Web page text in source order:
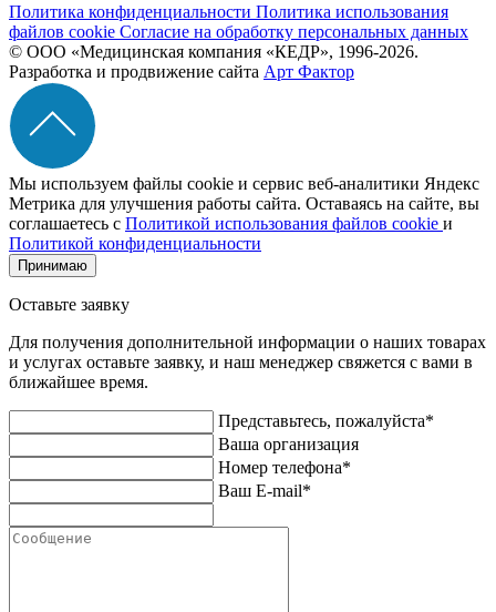
Политика конфиденциальности Политика использования
файлов cookie Согласие на обработку персональных данных
© ООО «Медицинская компания «КЕДР», 1996-2026.
Разработка и продвижение сайта Арт Фактор
Мы используем файлы cookie и сервис веб-аналитики Яндекс
Метрика для улучшения работы сайта. Оставаясь на сайте, вы
соглашаетесь с Политикой использования файлов cookie и
Политикой конфиденциальности
Принимаю
Оставьте заявку
Для получения дополнительной информации о наших товарах
и услугах оставьте заявку, и наш менеджер свяжется с вами в
ближайшее время.
Представьтесь, пожалуйста*
Ваша организация
Номер телефона*
Ваш E-mail*